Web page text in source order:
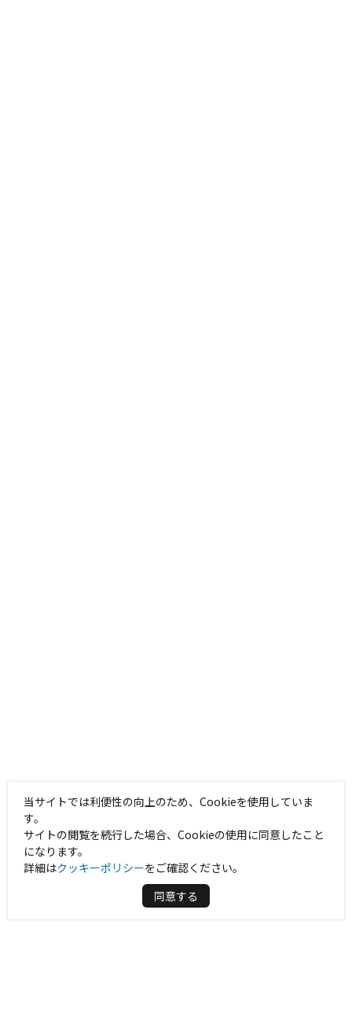
当サイトでは利便性の向上のため、Cookieを使用していま
す。
サイトの閲覧を続行した場合、Cookieの使用に同意したこと
になります。
詳細はクッキーポリシーをご確認ください。
同意する